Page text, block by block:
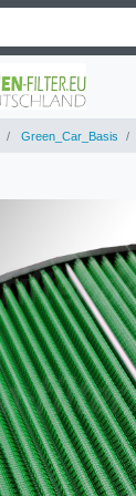
Green_Car_Basis